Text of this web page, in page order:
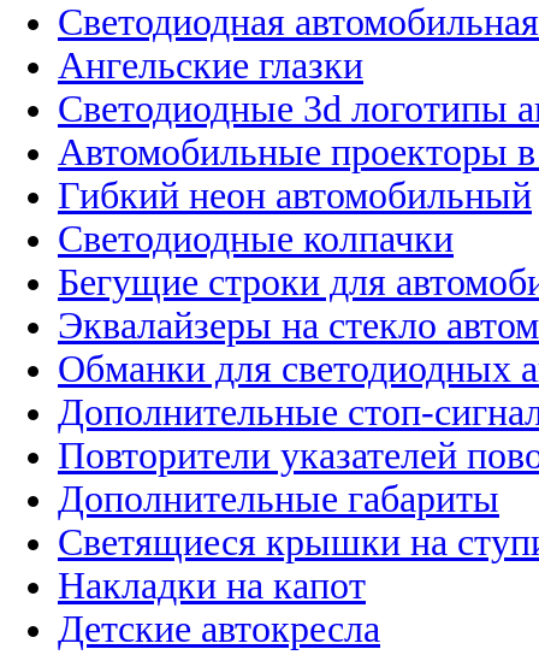
Светодиодная
Ангельские глазки
Светодиодные 3d логотипы
Автомобильные проекторы
Гибкий неон автомобильный
Светодиодные колпачки
Бегущие строки для
Эквалайзеры на стекло
Обманки для светодиодных
Дополнительные стоп-
Повторители указателей
Дополнительные габариты
Светящиеся крышки на
Накладки на капот
Детские автокресла